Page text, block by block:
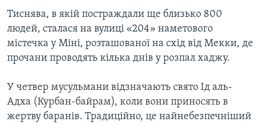
Тиснява, в якій постраждали ще близько 800
людей, сталася на вулиці «204» наметового
містечка у Міні, розташованої на схід від Мекки, де
прочани проводять кілька днів у розпал хаджу.
У четвер мусульмани відзначають свято Ід аль-
Адха (Курбан-байрам), коли вони приносять в
жертву баранів. Традиційно, це найнебезпечніший